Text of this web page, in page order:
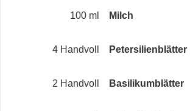
100 ml Milch
4 Handvoll Petersilienblätter
2 Handvoll Basilikumblätter